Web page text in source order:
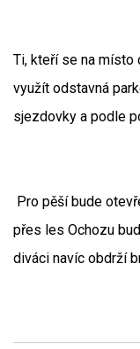
Ti, kteří se na místo
využít odstavná
sjezdovky a podle
Pro pěší bude
přes les Ochozu
diváci navíc obdrží